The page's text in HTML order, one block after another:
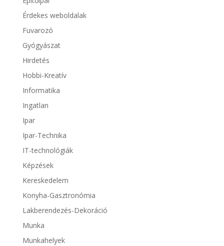
Érdekes weboldalak
Fuvarozó
Gyógyászat
Hirdetés
Hobbi-Kreatív
Informatika
Ingatlan
Ipar
Ipar-Technika
IT-technológiák
Képzések
Kereskedelem
Konyha-Gasztronómia
Lakberendezés-Dekoráció
Munka
Munkahelyek